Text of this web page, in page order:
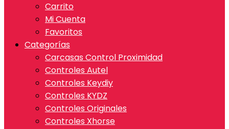
Carrito
Mi Cuenta
Favoritos
Categorías
Carcasas Control Proximidad
Controles Autel
Controles Keydiy
Controles KYDZ
Controles Originales
Controles Xhorse